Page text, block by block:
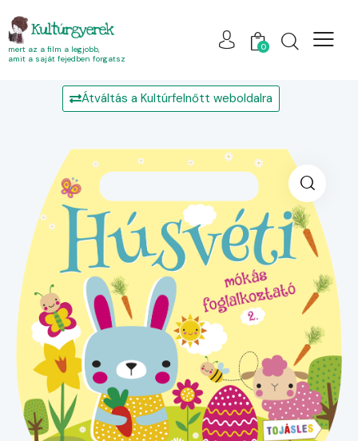
Kultúrgyerek
mert az a film a legjobb,
amit a saját fejedben forgatsz
0
Átváltás a Kultúrfelnőtt weboldalra